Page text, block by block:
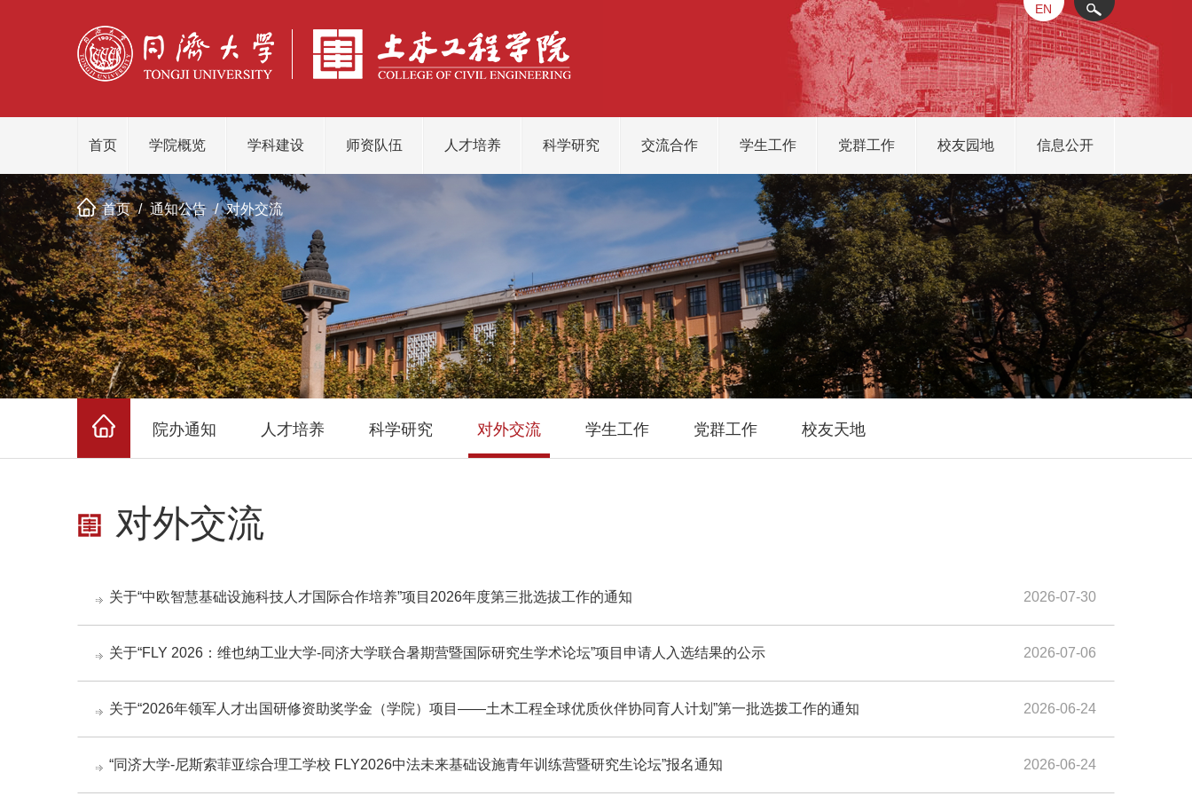
X
EN
首页 学院概览 学科建设 师资队伍 人才培养 科学研究 交流合作 学生工作 党群工作 校友园地 信息公开
首页 / 通知公告 / 对外交流
院办通知 人才培养 科学研究 对外交流 学生工作 党群工作 校友天地
对外交流
关于“中欧智慧基础设施科技人才国际合作培养”项目2026年度第三批选拔工作的通知 2026-07-30
关于“FLY 2026：维也纳工业大学-同济大学联合暑期营暨国际研究生学术论坛”项目申请人入选结果的公示 2026-07-06
关于“2026年领军人才出国研修资助奖学金（学院）项目——土木工程全球优质伙伴协同育人计划”第一批选拨工作的通知 2026-06-24
“同济大学-尼斯索菲亚综合理工学校 FLY2026中法未来基础设施青年训练营暨研究生论坛”报名通知 2026-06-24